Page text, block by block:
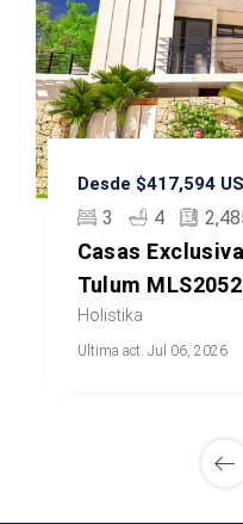
Desde $417,594
3 4
Casas
Tulum
Tulum
Holistika
Ultima act. Jul 06, 2026